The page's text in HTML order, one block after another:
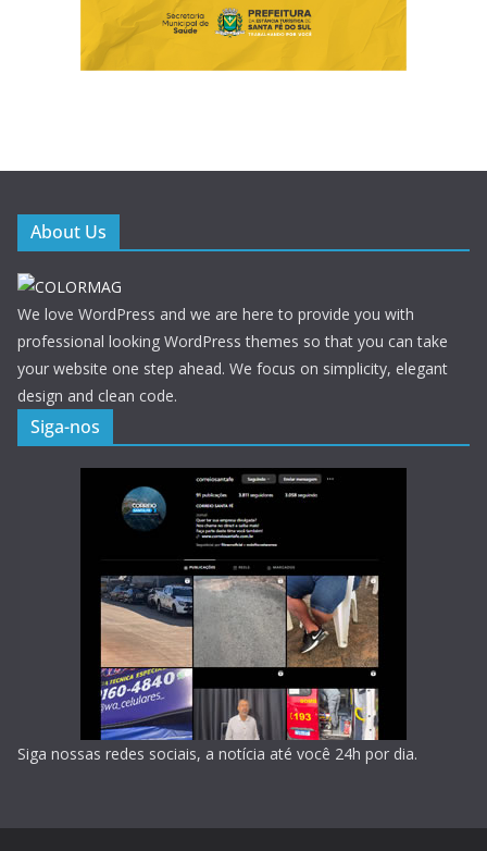
About Us
We love WordPress and we are here to provide you with
professional looking WordPress themes so that you can take
your website one step ahead. We focus on simplicity, elegant
design and clean code.
Siga-nos
Siga nossas redes sociais, a notícia até você 24h por dia.